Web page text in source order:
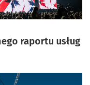
raportu usług